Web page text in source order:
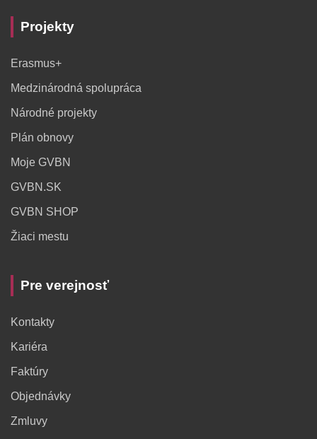
Projekty
Erasmus+
Medzinárodná spolupráca
Národné projekty
Plán obnovy
Moje GVBN
GVBN.SK
GVBN SHOP
Žiaci mestu
Pre verejnosť
Kontakty
Kariéra
Faktúry
Objednávky
Zmluvy